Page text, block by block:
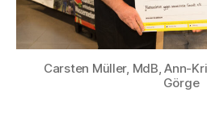
Carsten Müller, MdB, Ann-
Görge